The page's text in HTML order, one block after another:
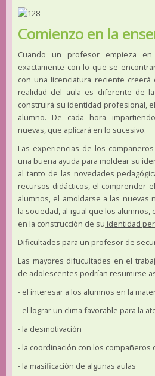
Comienzo en la
Cuando un profesor empieza
exactamente con lo que se
con una licenciatura reciente
realidad del aula es diferente de
construirá su identidad profesional,
alumno. De cada hora
nuevas, que aplicará en lo sucesivo.
Las experiencias de los
una buena ayuda para moldear su
al tanto de las novedades
recursos didácticos, el comprender
alumnos, el amoldarse a las nuevas
la sociedad, al igual que los alumnos,
en la construcción de su identidad
Dificultades para un profesor de
Las mayores difucultades en el
de adolescentes podrían resumirse
- el interesar a los alumnos en la
- el lograr un clima favorable para la
- la desmotivación
- la coordinación con los compañeros
- la masificación de algunas aulas